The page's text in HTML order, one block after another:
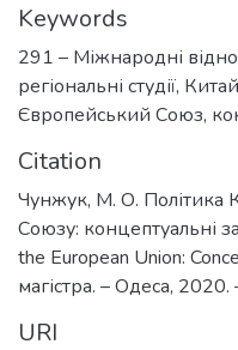
Keywords
291 – Міжнародні
регіональні студії, Китай
Європейський Союз,
Citation
Чунжук, М. О. Політика
Союзу: концептуальні
the European Union:
магістра. – Одеса, 2020.
URI